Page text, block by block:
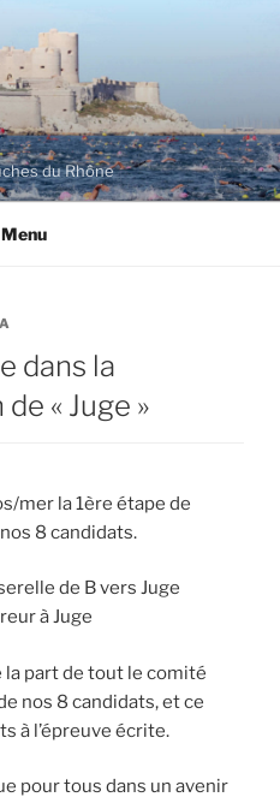
du Rhône
Menu
dans la
« Juge »
mer la 1ère étape de
8 candidats.
de B vers Juge
à Juge
part de tout le comité
nos 8 candidats, et ce
à l’épreuve écrite.
pour tous dans un avenir